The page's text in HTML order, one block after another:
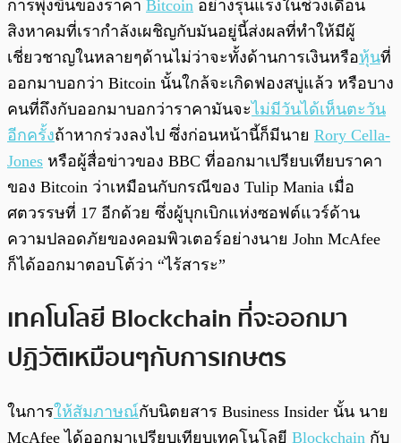
การพุ่งขึ้นของราคา Bitcoin อย่างรุนแรงในช่วงเดือน
สิงหาคมที่เรากำลังเผชิญกับมันอยู่นี้ส่งผลที่ทำให้มีผู้
เชี่ยวชาญในหลายๆด้านไม่ว่าจะทั้งด้านการเงินหรือหุ้นที่
ออกมาบอกว่า Bitcoin นั้นใกล้จะเกิดฟองสบู่แล้ว หรือบาง
คนที่ถึงกับออกมาบอกว่าราคามันจะไม่มีวันได้เห็นตะวัน
อีกครั้งถ้าหากร่วงลงไป ซึ่งก่อนหน้านี้ก็มีนาย Rory Cella-
Jones หรือผู้สื่อข่าวของ BBC ที่ออกมาเปรียบเทียบราคา
ของ Bitcoin ว่าเหมือนกับกรณีของ Tulip Mania เมื่อ
ศตวรรษที่ 17 อีกด้วย ซึ่งผู้บุกเบิกแห่งซอฟต์แวร์ด้าน
ความปลอดภัยของคอมพิวเตอร์อย่างนาย John McAfee
ก็ได้ออกมาตอบโต้ว่า “ไร้สาระ”
เทคโนโลยี Blockchain ที่จะออกมา
ปฏิวัติเหมือนๆกับการเกษตร
ในการให้สัมภาษณ์กับนิตยสาร Business Insider นั้น นาย
McAfee ได้ออกมาเปรียบเทียบเทคโนโลยี Blockchain กับ